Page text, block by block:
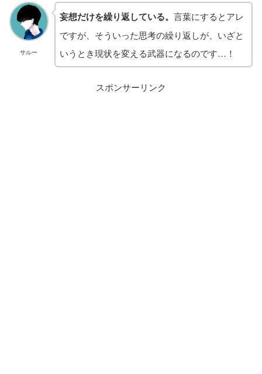
サルー
妄想だけを繰り返している。 言葉にするとアレ
ですが、そういった思考の繰り返しが、いざと
いうとき現状を変える武器になるのです…！
スポンサーリンク